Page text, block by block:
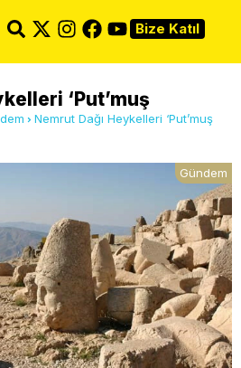
Bize Katıl
‘Put’muş
Nemrut Dağı Heykelleri ‘Put’muş
Gündem